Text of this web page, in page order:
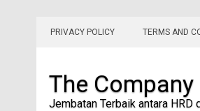
PRIVACY POLICY TERMS AND
The Company
Jembatan Terbaik antara HRD